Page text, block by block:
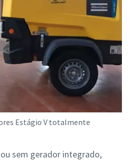
Estágio V totalmente
sem gerador integrado,